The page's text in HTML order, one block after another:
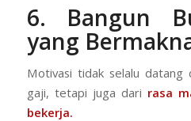
6. Bangun
yang
Motivasi tidak selalu datang
gaji, tetapi juga dari rasa
bekerja.